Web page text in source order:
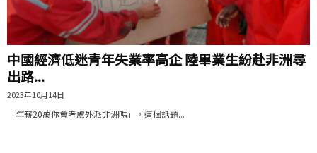
中國經濟低迷青年失業率高企 陸畢業生紛赴非洲尋
出路...
2023年10月14日
「年薪20萬你會考慮外派非洲嗎」，這個話題...